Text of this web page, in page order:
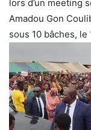
lors d’un meeting
Amadou Gon
sous 10 bâches,